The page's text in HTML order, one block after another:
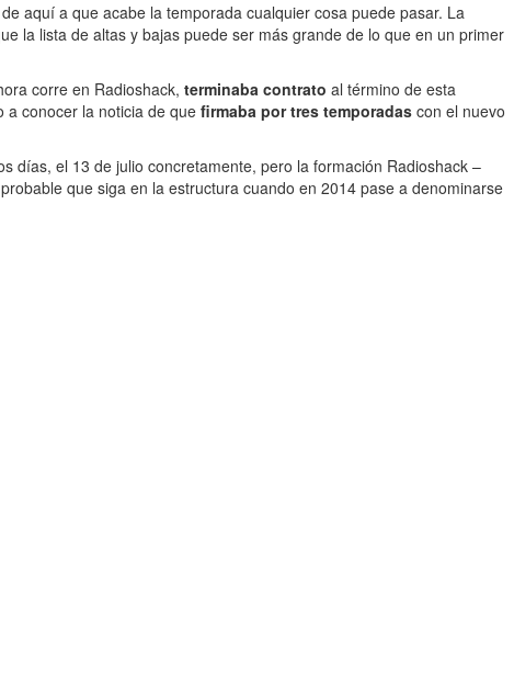
aquí a que acabe la temporada cualquier cosa puede pasar. La
la lista de altas y bajas puede ser más grande de lo que en un primer
corre en Radioshack, terminaba contrato al término de esta
a conocer la noticia de que firmaba por tres temporadas con el nuevo
días, el 13 de julio concretamente, pero la formación Radioshack –
que siga en la estructura cuando en 2014 pase a denominarse